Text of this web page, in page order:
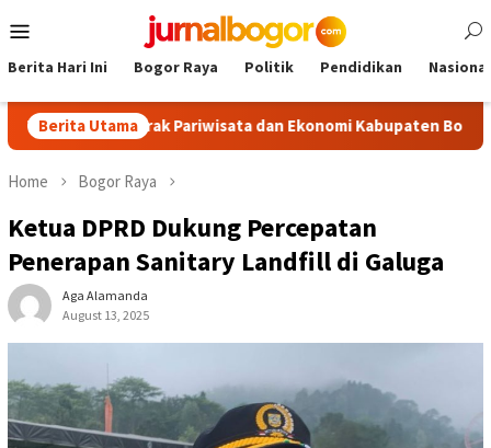
to
Menu
Berita Hari Ini Bogor Raya Politik Pendidikan Nasional
Berita Utama
Pariwisata dan Ekonomi Kabupaten Bogor
Home Bogor Raya
Ketua DPRD Dukung Percepatan
Penerapan Sanitary Landfill di Galuga
Aga Alamanda
August 13, 2025